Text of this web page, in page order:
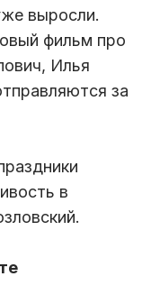
выросли.
фильм про
Илья
за
в